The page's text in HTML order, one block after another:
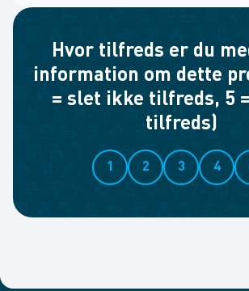
Hvor tilfreds er du
information om dette
= slet ikke tilfreds, 5
tilfreds)
1 2 3 4